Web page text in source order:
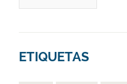
ETIQUETAS